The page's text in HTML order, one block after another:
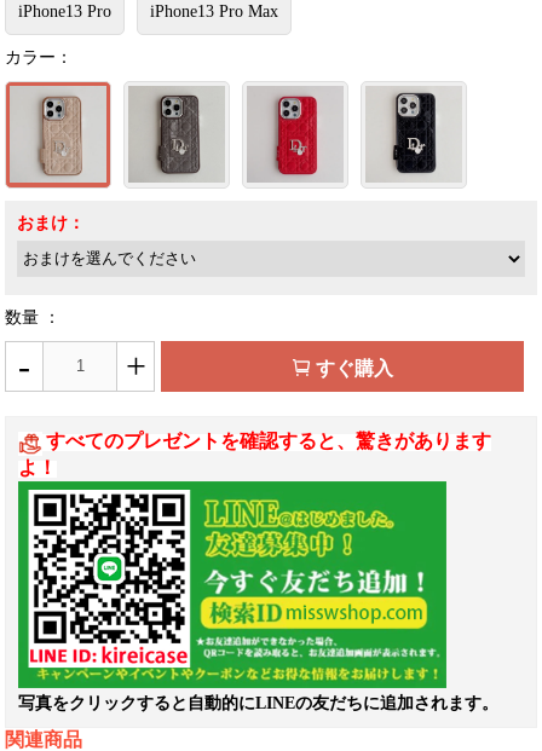
iPhone13 Pro iPhone13 Pro Max
カラー：
おまけ：
数量 ：
- + すぐ購入
すべてのプレゼントを確認すると、驚きがあります
よ！
写真をクリックすると自動的にLINEの友だちに追加されます。
関連商品